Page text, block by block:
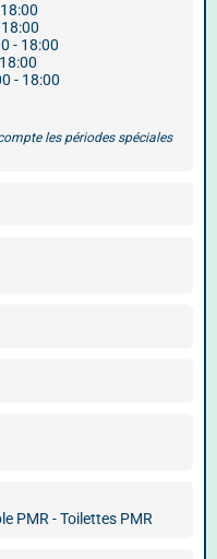
- 18:00
- 18:00
les périodes spéciales
PMR - Toilettes PMR